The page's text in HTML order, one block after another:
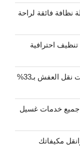
متكاملة نظافة فائقة لراحة
خدمات تنظيف احترافية
دينا نقل عفش حي ظهرة لبن..افضل خدمات نقل العفش بـ33%
بالرياض بـ40%على جميع خدمات غسيل
بـ33%خصم وانقل مكيفاتك